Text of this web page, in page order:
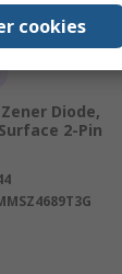
Diode,
2-Pin
cookies